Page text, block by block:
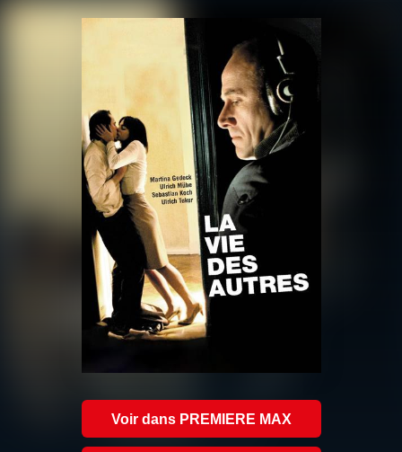
Voir dans PREMIERE MAX